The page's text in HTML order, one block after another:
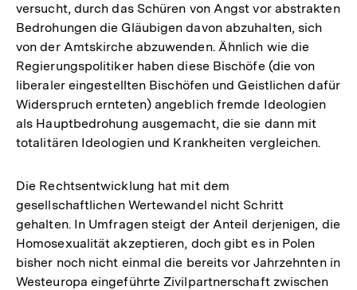
versucht, durch das Schüren von Angst vor abstrakten
Bedrohungen die Gläubigen davon abzuhalten, sich
von der Amtskirche abzuwenden. Ähnlich wie die
Regierungspolitiker haben diese Bischöfe (die von
liberaler eingestellten Bischöfen und Geistlichen dafür
Widerspruch ernteten) angeblich fremde Ideologien
als Hauptbedrohung ausgemacht, die sie dann mit
totalitären Ideologien und Krankheiten vergleichen.
Die Rechtsentwicklung hat mit dem
gesellschaftlichen Wertewandel nicht Schritt
gehalten. In Umfragen steigt der Anteil derjenigen, die
Homosexualität akzeptieren, doch gibt es in Polen
bisher noch nicht einmal die bereits vor Jahrzehnten in
Westeuropa eingeführte Zivilpartnerschaft zwischen